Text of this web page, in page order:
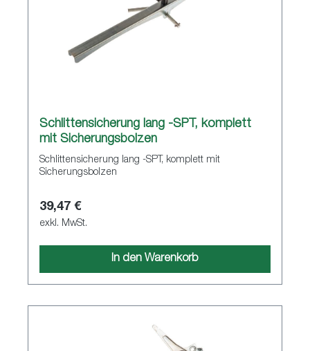
Schlittensicherung lang -SPT, komplett
mit Sicherungsbolzen
Schlittensicherung lang -SPT, komplett mit
Sicherungsbolzen
39,47 €
exkl. MwSt.
In den Warenkorb